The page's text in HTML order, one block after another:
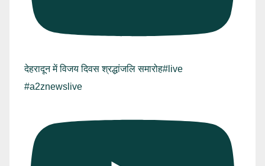
देहरादून में विजय दिवस श्रद्धांजलि समारोह#live
#a2znewslive